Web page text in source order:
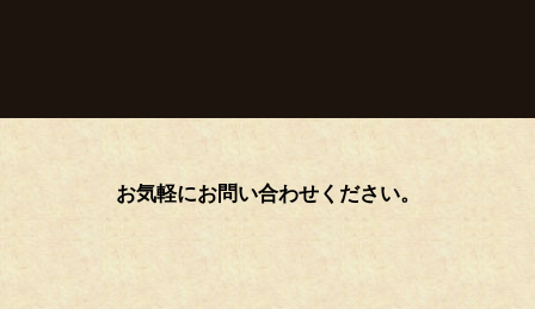
お気軽にお問い合わせください。